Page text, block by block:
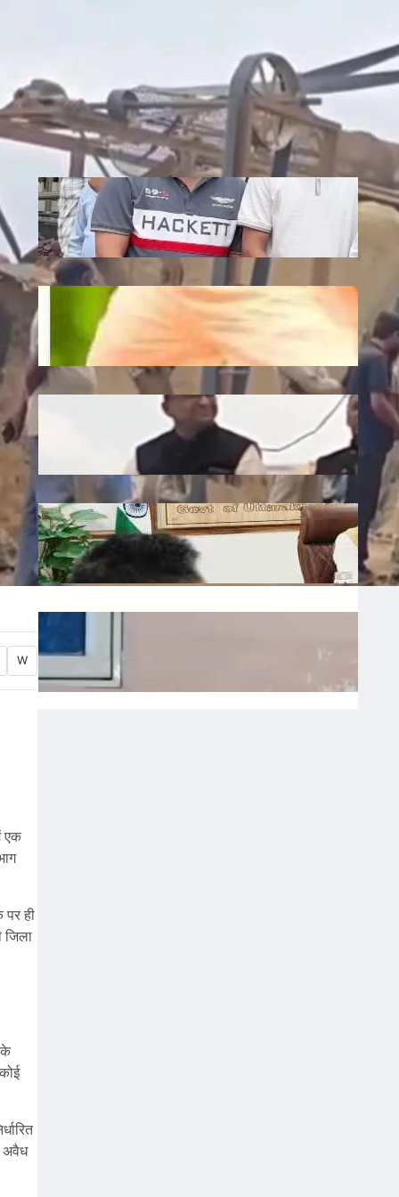
W
एक
ही
जिला
के
अवैध
Recent
Jagannath: एटी पैलेस में भगवान जगन्नाथ की
स्थापना, डिप्टी सीएम अरुण साव ने रथ यात्रा को
दिखाई हरी झंडी
July 10, 2026.Ronit Sharma
Plantation: यूपी में 12 जुलाई को लगेंगे 35
करोड़ पौधे, CM योगी करेंगे अभियान की शुरुआत
July 10, 2026 Ronit Sharma
Liquor: छत्तीसगढ़ में बीजेपी विधायक शकुंतला
पोर्ते का शराबबंदी पर बड़ा बयान, वीडियो वायरल
July 10, 2026
Water: उत्तराखंड में भूजल संरक्षण पर जोर, मुख्य
सचिव ने दिए सख्त निर्देश
Ronit Sharma
July 9, 2026